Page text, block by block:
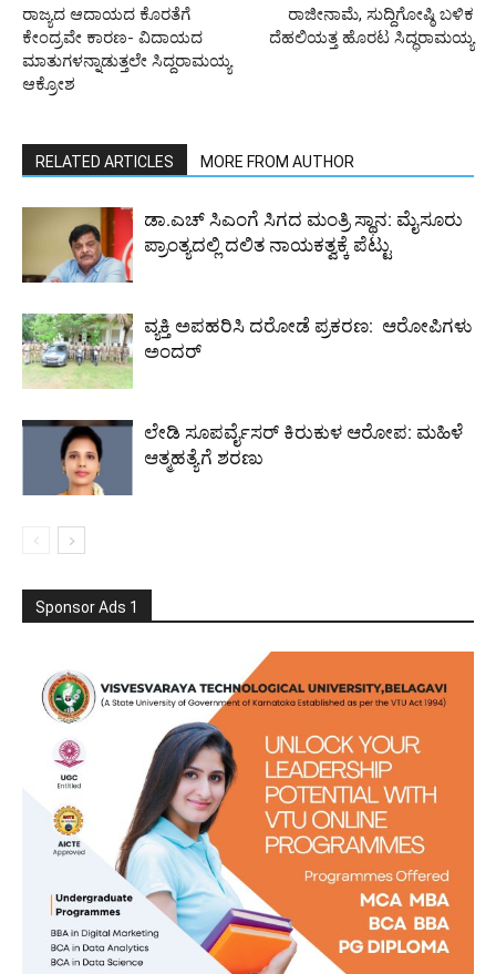
ರಾಜ್ಯದ ಆದಾಯದ ಕೊರತೆಗೆ
ಕೇಂದ್ರವೇ ಕಾರಣ- ವಿದಾಯದ
ಮಾತುಗಳನ್ನಾಡುತ್ತಲೇ ಸಿದ್ದರಾಮಯ್ಯ
ಆಕ್ರೋಶ
ರಾಜೀನಾಮೆ, ಸುದ್ದಿಗೋಷ್ಠಿ ಬಳಿಕ
ದೆಹಲಿಯತ್ತ ಹೊರಟ ಸಿದ್ಧರಾಮಯ್ಯ
RELATED ARTICLES MORE FROM AUTHOR
ಡಾ.ಎಚ್‌ ಸಿಎಂಗೆ ಸಿಗದ ಮಂತ್ರಿ ಸ್ಥಾನ: ಮೈಸೂರು
ಪ್ರಾಂತ್ಯದಲ್ಲಿ ದಲಿತ ನಾಯಕತ್ವಕ್ಕೆ ಪೆಟ್ಟು
ವ್ಯಕ್ತಿ ಅಪಹರಿಸಿ ದರೋಡೆ ಪ್ರಕರಣ: ಆರೋಪಿಗಳು
ಅಂದರ್
ಲೇಡಿ ಸೂಪರ್ವೈಸರ್ ಕಿರುಕುಳ ಆರೋಪ: ಮಹಿಳೆ
ಆತ್ಮಹತ್ಯೆಗೆ ಶರಣು
Sponsor Ads 1